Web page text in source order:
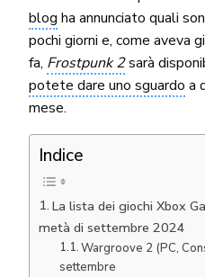
blog ha annunciato quali
pochi giorni e, come aveva
fa, Frostpunk 2sarà
potete dare uno sguardo a
mese.
Indice
La lista dei giochi Xbox
metà di settembre 2024
Wargroove 2 (PC,
settembre